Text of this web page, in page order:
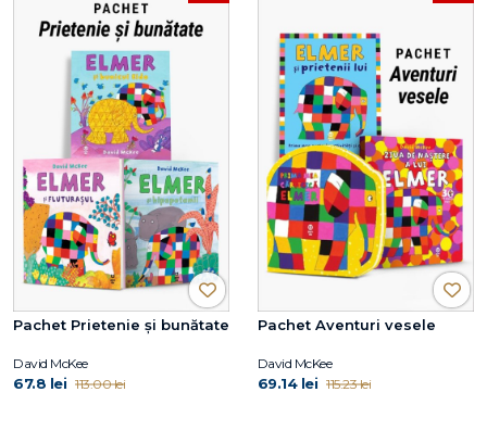
Pachet Prietenie și bunătate
David McKee
67.8 lei 113.00 lei
Pachet Aventuri vesele
David McKee
69.14 lei 115.23 lei